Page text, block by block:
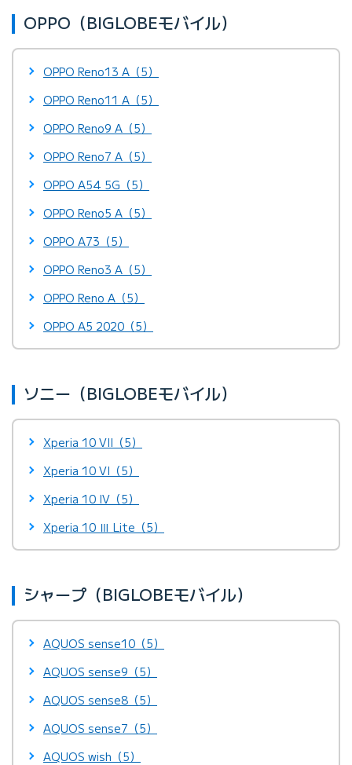
OPPO（BIGLOBEモバイル）
OPPO Reno13 A（5）
OPPO Reno11 A（5）
OPPO Reno9 A（5）
OPPO Reno7 A（5）
OPPO A54 5G（5）
OPPO Reno5 A（5）
OPPO A73（5）
OPPO Reno3 A（5）
OPPO Reno A（5）
OPPO A5 2020（5）
ソニー（BIGLOBEモバイル）
Xperia 10 VII（5）
Xperia 10 VI（5）
Xperia 10 IV（5）
Xperia 10 Ⅲ Lite（5）
シャープ（BIGLOBEモバイル）
AQUOS sense10（5）
AQUOS sense9（5）
AQUOS sense8（5）
AQUOS sense7（5）
AQUOS wish（5）